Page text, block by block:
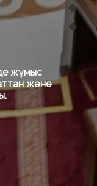
жұмыс
және